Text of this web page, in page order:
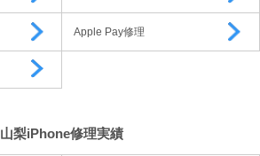
Apple Pay修理
山梨iPhone修理実績